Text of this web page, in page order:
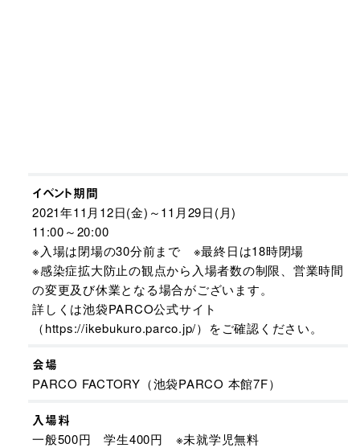
イベント期間
2021年11月12日(金)～11月29日(月)
11:00～20:00
※入場は閉場の30分前まで ※最終日は18時閉場
※感染症拡大防止の観点から入場者数の制限、営業時間
の変更及び休業となる場合がございます。
詳しくは池袋PARCO公式サイト
（https://ikebukuro.parco.jp/）をご確認ください。
会場
PARCO FACTORY（池袋PARCO 本館7F）
入場料
一般500円 学生400円 ※未就学児無料